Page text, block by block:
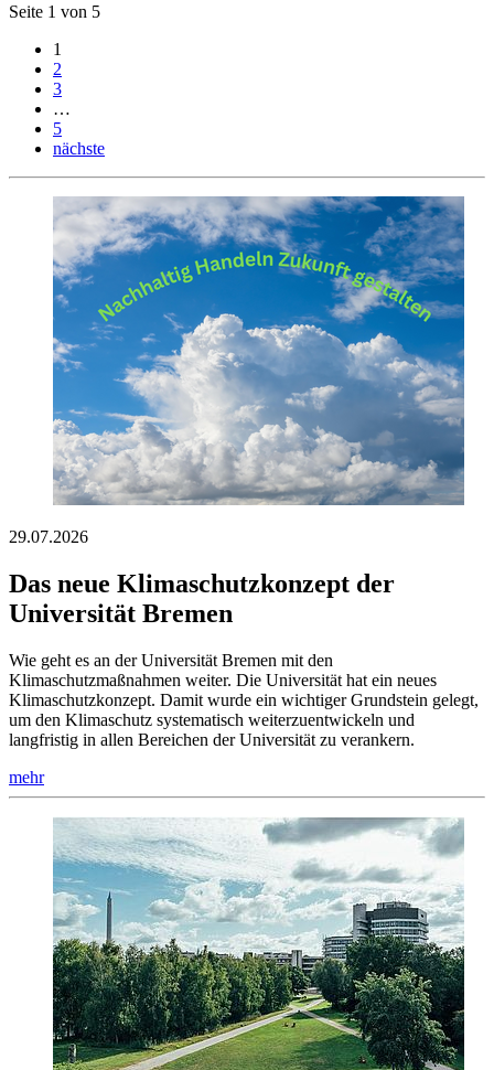
Seite 1 von 5
1
2
3
…
5
nächste
29.07.2026
Das neue Klimaschutzkonzept der
Universität Bremen
Wie geht es an der Universität Bremen mit den
Klimaschutzmaßnahmen weiter. Die Universität hat ein neues
Klimaschutzkonzept. Damit wurde ein wichtiger Grundstein gelegt,
um den Klimaschutz systematisch weiterzuentwickeln und
langfristig in allen Bereichen der Universität zu verankern.
mehr